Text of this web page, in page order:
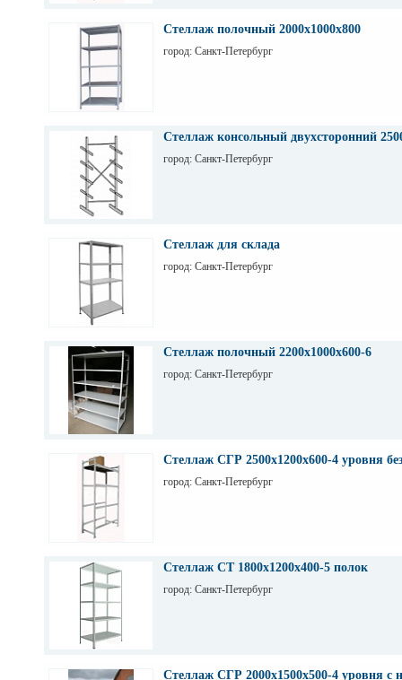
Стеллаж полочный 2000х1000х800
город: Санкт-Петербург
Стеллаж консольный двухсторонний
город: Санкт-Петербург
Стеллаж для склада
город: Санкт-Петербург
Стеллаж полочный 2200х1000х600-6
город: Санкт-Петербург
Стеллаж СГР 2500х1200х600-4 уровня
город: Санкт-Петербург
Стеллаж СТ 1800х1200х400-5 полок
город: Санкт-Петербург
Стеллаж СГР 2000х1500х500-4 уровня с